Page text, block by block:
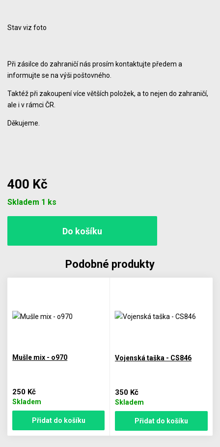
Stav viz foto
Při zásilce do zahraničí nás prosím kontaktujte předem a
informujte se na výši poštovného.
Taktéž při zakoupení více větších položek, a to nejen do zahraničí,
ale i v rámci ČR.
Děkujeme.
400 Kč
Skladem 1 ks
Podobné produkty
Mušle mix - o970
250 Kč
Skladem
Přidat do košíku
Vojenská taška - CS846
350 Kč
Skladem
Přidat do košíku